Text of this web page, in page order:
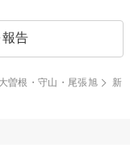
告
大曽根・守山・尾張旭
新